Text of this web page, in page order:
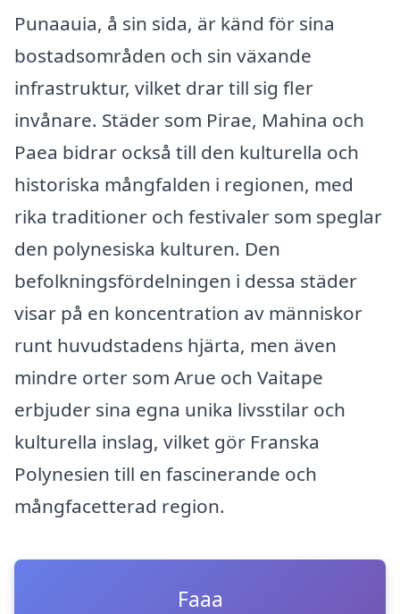
Punaauia, å sin sida, är känd för sina
bostadsområden och sin växande
infrastruktur, vilket drar till sig fler
invånare. Städer som Pirae, Mahina och
Paea bidrar också till den kulturella och
historiska mångfalden i regionen, med
rika traditioner och festivaler som speglar
den polynesiska kulturen. Den
befolkningsfördelningen i dessa städer
visar på en koncentration av människor
runt huvudstadens hjärta, men även
mindre orter som Arue och Vaitape
erbjuder sina egna unika livsstilar och
kulturella inslag, vilket gör Franska
Polynesien till en fascinerande och
mångfacetterad region.
Faaa